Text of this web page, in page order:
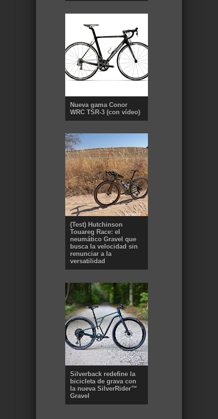
Nueva gama Conor
WRC TSR-3 (con vídeo)
(Test) Hutchinson
Touareg Race: el
neumático Gravel que
busca la velocidad sin
renunciar a la
versatilidad
Silverback redefine la
bicicleta de grava con
la nueva SilverRider™
Gravel